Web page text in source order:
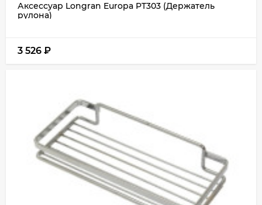
Аксессуар Longran Europa PT303 (Держатель
рулона)
3 526 ₽